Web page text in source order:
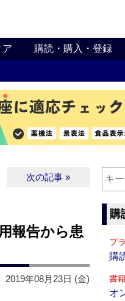
ア 購読・購入・登録
次の記事 »
報告から患
2019年08月23日 (金)
購
プ
購
書
オ